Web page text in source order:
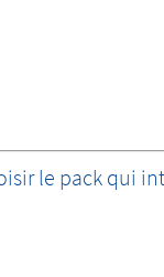
le pack qui